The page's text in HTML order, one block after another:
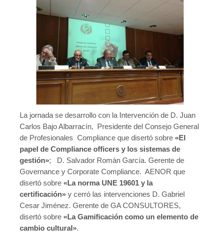
La jornada se desarrollo con la Intervención de D. Juan
Carlos Bajo Albarracín, Presidente del Consejo General
de Profesionales Compliance que disertó sobre «El
papel de Compliance officers y los sistemas de
gestión»; D. Salvador Román García. Gerente de
Governance y Corporate Compliance. AENOR que
disertó sobre «La norma UNE 19601 y la
certificación» y cerró las intervenciones D. Gabriel
Cesar Jiménez. Gerente de GA CONSULTORES,
disertó sobre «La Gamificación como un elemento de
cambio cultural».